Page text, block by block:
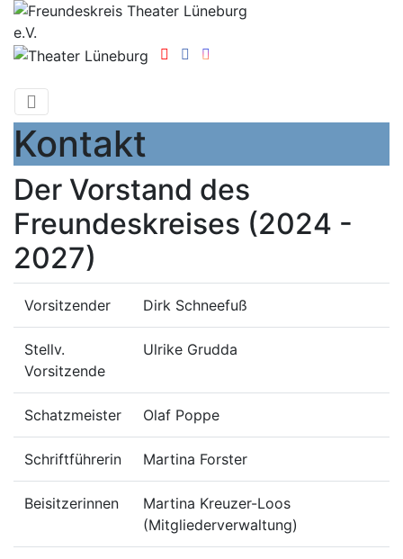
Kontakt
Der Vorstand des
Freundeskreises (2024 -
2027)
Vorsitzender Dirk Schneefuß
Stellv.
Vorsitzende
Ulrike Grudda
Schatzmeister Olaf Poppe
Schriftführerin Martina Forster
Beisitzerinnen
Martina Kreuzer-Loos
(Mitgliederverwaltung)